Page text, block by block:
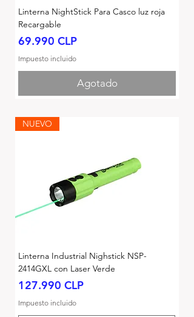
Linterna NightStick Para Casco luz roja
Recargable
Precio
69.990 CLP
Impuesto incluido
Agotado
NUEVO
Linterna Industrial Nighstick NSP-
2414GXL con Laser Verde
Precio
127.990 CLP
Impuesto incluido